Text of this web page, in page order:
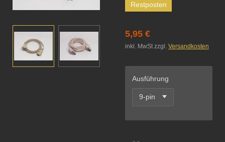
Restposten
5,95 €
inkl. MwSt zzgl. Versandkosten
Ausführung